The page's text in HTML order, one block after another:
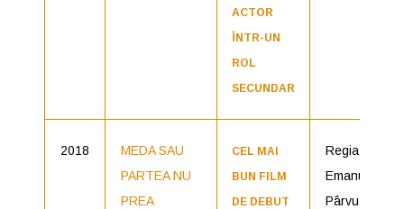
ACTOR
ÎNTR-UN
ROL
SECUNDAR
2018
MEDA SAU
PARTEA NU
PREA
CEL MAI
BUN FILM
DE DEBUT
Regia:
Emanuel
Pârvu